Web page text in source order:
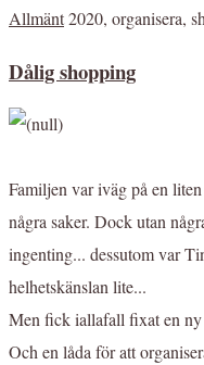
Allmänt2020, organisera,
Dålig shopping
Familjen var iväg på en
några saker. Dock utan
ingenting... dessutom var
helhetskänslan lite...
Men fick iallafall fixat en
Och en låda för att